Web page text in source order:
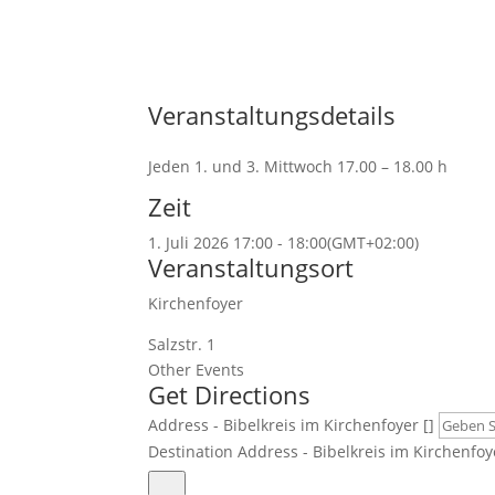
Veranstaltungsdetails
Jeden 1. und 3. Mittwoch 17.00 – 18.00 h
Zeit
1. Juli 2026 17:00 - 18:00(GMT+02:00)
Veranstaltungsort
Kirchenfoyer
Salzstr. 1
Other Events
Get Directions
Address - Bibelkreis im Kirchenfoyer []
Destination Address - Bibelkreis im